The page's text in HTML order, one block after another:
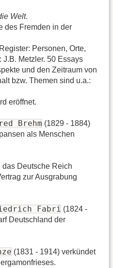
Welt.
des Fremden in der
Personen, Orte,
J.B. Metzler. 50 Essays
und den Zeitraum von
bzw. Themen sind u.a.:
eröffnet.
Brehm (1829 - 1884)
als Menschen
Deutsche Reich
zur Ausgrabung
Fabri (1824 -
Deutschland der
(1831 - 1914) verkündet